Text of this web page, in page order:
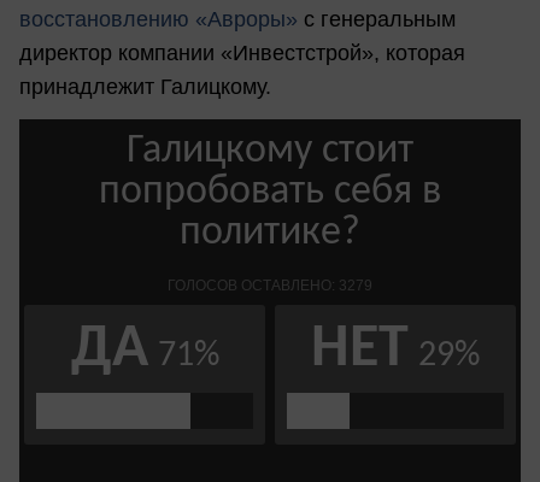
восстановлению «Авроры» с генеральным
директор компании «Инвестстрой», которая
принадлежит Галицкому.